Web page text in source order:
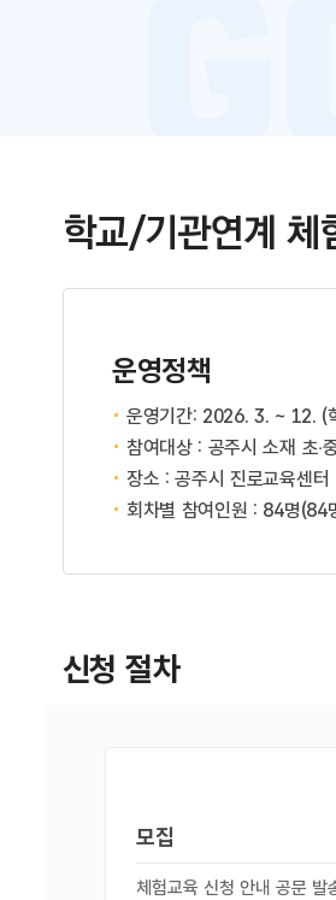
학교/기관연계 체
운영정책
운영기간: 2026. 3. ~ 12. (
참여대상 : 공주시 소재 초‧
장소 : 공주시 진로교육센터
회차별 참여인원 : 84명(84
신청 절차
모집
체험교육 신청 안내 공문 발